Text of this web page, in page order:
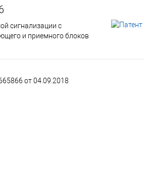
сигнализации с
и приемного блоков
от 04.09.2018